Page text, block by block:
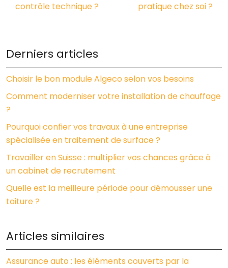
contrôle technique ?
pratique chez soi ?
Derniers articles
Choisir le bon module Algeco selon vos besoins
Comment moderniser votre installation de chauffage
?
Pourquoi confier vos travaux à une entreprise
spécialisée en traitement de surface ?
Travailler en Suisse : multiplier vos chances grâce à
un cabinet de recrutement
Quelle est la meilleure période pour démousser une
toiture ?
Articles similaires
Assurance auto : les éléments couverts par la